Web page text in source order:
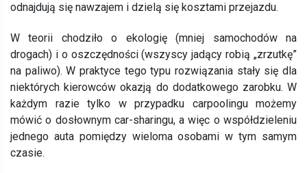
odnajdują się nawzajem i dzielą się kosztami przejazdu.
W teorii chodziło o ekologię (mniej samochodów na
drogach) i o oszczędności (wszyscy jadący robią „zrzutkę”
na paliwo). W praktyce tego typu rozwiązania stały się dla
niektórych kierowców okazją do dodatkowego zarobku. W
każdym razie tylko w przypadku carpoolingu możemy
mówić o dosłownym car-sharingu, a więc o współdzieleniu
jednego auta pomiędzy wieloma osobami w tym samym
czasie.